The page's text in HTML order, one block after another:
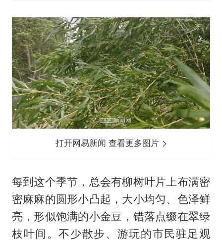
打开网易新闻 查看更多图片
每到这个季节，总会有柳树叶片上布满密
密麻麻的圆形小凸起，大小均匀、色泽鲜
亮，形似饱满的小金豆，错落点缀在翠绿
枝叶间。不少散步、游玩的市民驻足观